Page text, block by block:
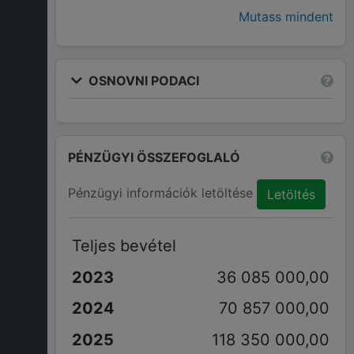
Mutass mindent
OSNOVNI PODACI
PÉNZÜGYI ÖSSZEFOGLALÓ
Pénzügyi információk letöltése Letöltés
Teljes bevétel
36 085 000,00
70 857 000,00
118 350 000,00